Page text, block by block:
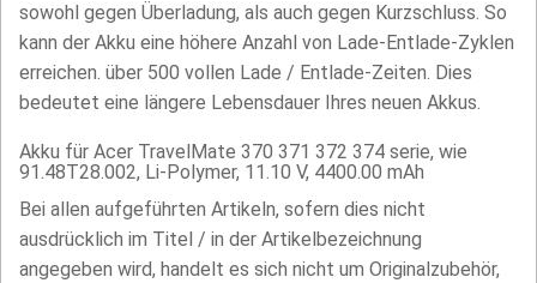
sowohl gegen Überladung, als auch gegen Kurzschluss. So
kann der Akku eine höhere Anzahl von Lade-Entlade-Zyklen
erreichen. über 500 vollen Lade / Entlade-Zeiten. Dies
bedeutet eine längere Lebensdauer Ihres neuen Akkus.
Akku für Acer TravelMate 370 371 372 374 serie, wie
91.48T28.002, Li-Polymer, 11.10 V, 4400.00 mAh
Bei allen aufgeführten Artikeln, sofern dies nicht
ausdrücklich im Titel / in der Artikelbezeichnung
angegeben wird, handelt es sich nicht um Originalzubehör,